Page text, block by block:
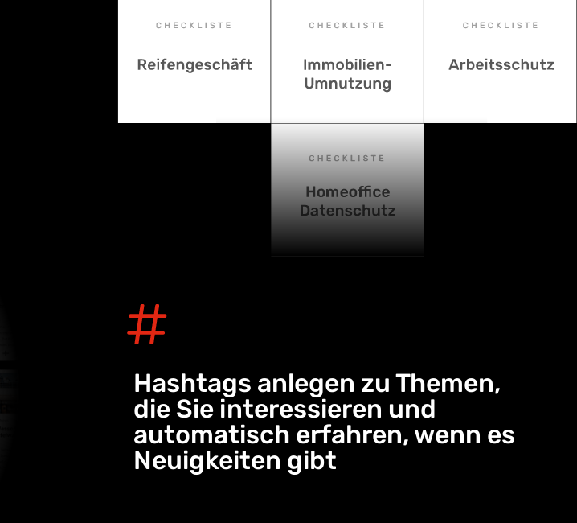
Hashtags anlegen zu Themen,
die Sie interessieren und
automatisch erfahren, wenn es
Neuigkeiten gibt